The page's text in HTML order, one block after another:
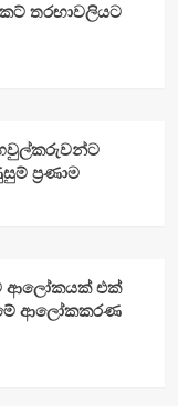
තරඟාවලියට
හවුල්කරුවන්ට
ප්‍රණාම
ආලෝකයක් එක්
ආලෝකකරණ